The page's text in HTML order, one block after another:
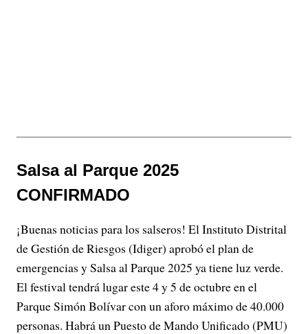
Salsa al Parque 2025
CONFIRMADO
¡Buenas noticias para los salseros! El Instituto Distrital
de Gestión de Riesgos (Idiger) aprobó el plan de
emergencias y Salsa al Parque 2025 ya tiene luz verde.
El festival tendrá lugar este 4 y 5 de octubre en el
Parque Simón Bolívar con un aforo máximo de 40.000
personas. Habrá un Puesto de Mando Unificado (PMU)